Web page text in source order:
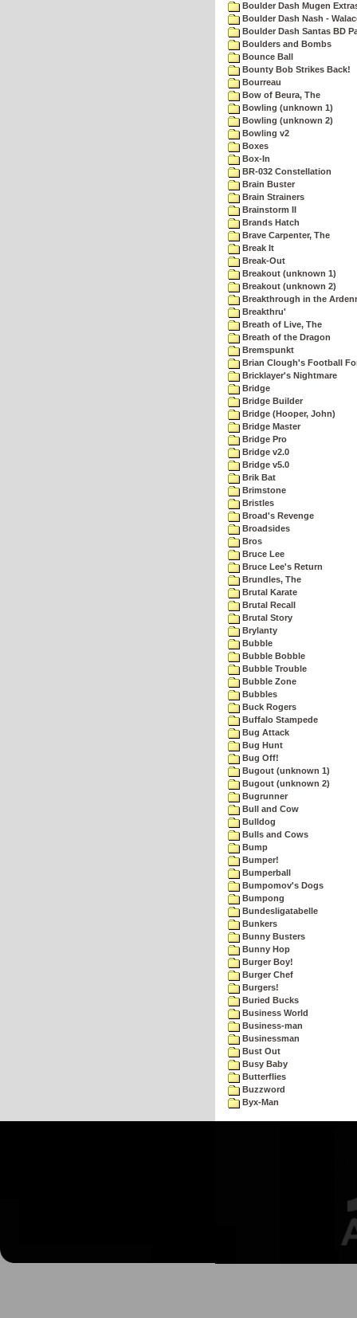
Boulder Dash Mugen
Boulder Dash Nash -
Boulder Dash Santas BD
Boulders and Bombs
Bounce Ball
Bounty Bob Strikes Back!
Bourreau
Bow of Beura, The
Bowling (unknown 1)
Bowling (unknown 2)
Bowling v2
Boxes
Box-In
BR-032 Constellation
Brain Buster
Brain Strainers
Brainstorm II
Brands Hatch
Brave Carpenter, The
Break It
Break-Out
Breakout (unknown 1)
Breakout (unknown 2)
Breakthrough in the
Breakthru'
Breath of Live, The
Breath of the Dragon
Bremspunkt
Brian Clough's Football
Bricklayer's Nightmare
Bridge
Bridge Builder
Bridge (Hooper, John)
Bridge Master
Bridge Pro
Bridge v2.0
Bridge v5.0
Brik Bat
Brimstone
Bristles
Broad's Revenge
Broadsides
Bros
Bruce Lee
Bruce Lee's Return
Brundles, The
Brutal Karate
Brutal Recall
Brutal Story
Brylanty
Bubble
Bubble Bobble
Bubble Trouble
Bubble Zone
Bubbles
Buck Rogers
Buffalo Stampede
Bug Attack
Bug Hunt
Bug Off!
Bugout (unknown 1)
Bugout (unknown 2)
Bugrunner
Bull and Cow
Bulldog
Bulls and Cows
Bump
Bumper!
Bumperball
Bumpomov's Dogs
Bumpong
Bundesligatabelle
Bunkers
Bunny Busters
Bunny Hop
Burger Boy!
Burger Chef
Burgers!
Buried Bucks
Business World
Business-man
Businessman
Bust Out
Busy Baby
Butterflies
Buzzword
Byx-Man